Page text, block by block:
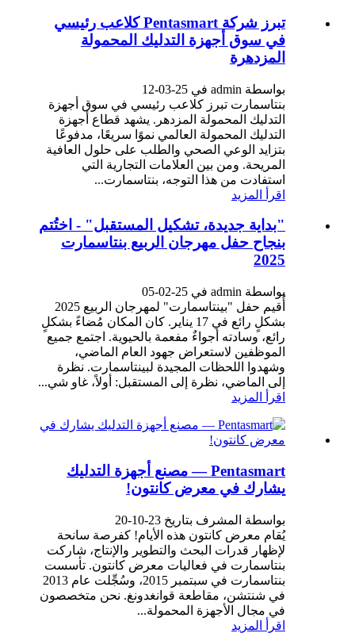
تبرز شركة Pentasmart كلاعب رئيسي
في سوق أجهزة التدليك المحمولة
المزدهرة
بواسطة admin في 25-03-12
بنتاسمارت تبرز كلاعب رئيسي في سوق أجهزة
التدليك المحمولة المزدهر. يشهد قطاع أجهزة
التدليك المحمولة العالمي نموًا سريعًا، مدفوعًا
بتزايد الوعي الصحي والطلب على حلول العافية
المريحة. ومن بين العلامات التجارية التي
استفادت من هذا التوجه، بنتاسمارت...
اقرأ المزيد
"بداية جديدة، تشكيل المستقبل" - اختُتم
بنجاح حفل ​​مهرجان الربيع بنتاسمارت
2025
بواسطة admin في 25-02-05
أُقيم حفل "بينتاسمارت" لمهرجان الربيع 2025
بشكلٍ رائع في 17 يناير. كان المكان مُضاءً بشكلٍ
رائع، وسادته أجواءٌ مفعمة بالحيوية. اجتمع جميع
الموظفين لاستعراض جهود العام الماضي،
وشهدوا اللحظات المجيدة لبينتاسمارت. نظرة
إلى الماضي، نظرة إلى المستقبل: أولاً، غاو شي...
اقرأ المزيد
Pentasmart — مصنع أجهزة التدليك
يشارك في معرض كانتون!
بواسطة المشرف بتاريخ 23-10-20
يُقام معرض كانتون هذه الأيام! كفرصة سانحة
لإظهار قدرات البحث والتطوير والإنتاج، شاركت
بنتاسمارت في فعاليات معرض كانتون. تأسست
بنتاسمارت في سبتمبر 2015، وسُجِّلت عام 2013
في شنتشن، مقاطعة قوانغدونغ. نحن متخصصون
في مجال الأجهزة المحمولة...
اقرأ المزيد